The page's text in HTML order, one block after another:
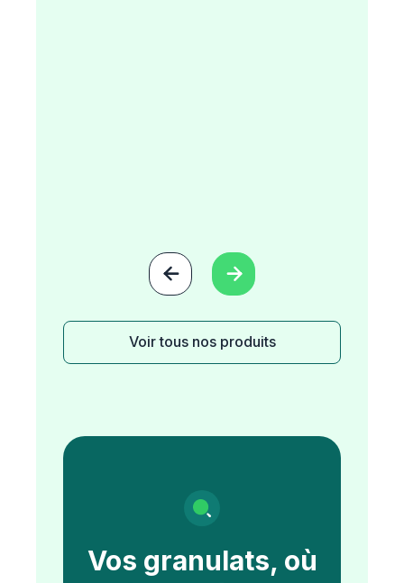
 
Voir tous nos produits
Vos granulats, où